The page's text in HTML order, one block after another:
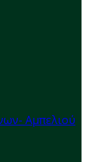
Αμπελιού